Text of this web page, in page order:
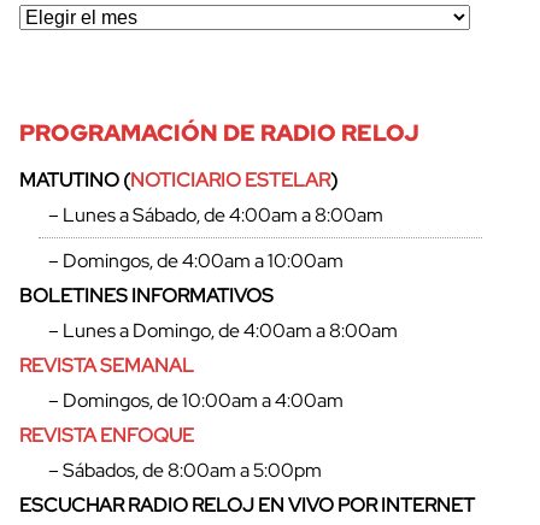
PROGRAMACIÓN DE RADIO RELOJ
MATUTINO (NOTICIARIO ESTELAR)
– Lunes a Sábado, de 4:00am a 8:00am
– Domingos, de 4:00am a 10:00am
BOLETINES INFORMATIVOS
– Lunes a Domingo, de 4:00am a 8:00am
REVISTA SEMANAL
– Domingos, de 10:00am a 4:00am
REVISTA ENFOQUE
– Sábados, de 8:00am a 5:00pm
ESCUCHAR RADIO RELOJ EN VIVO POR INTERNET